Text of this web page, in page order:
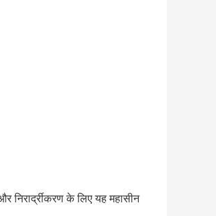
निरार्द्रीकरण के लिए यह महासीन